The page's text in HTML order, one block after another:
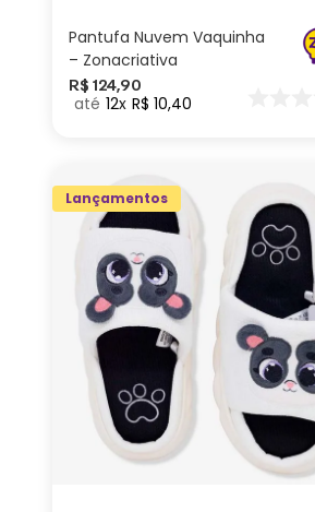
Pantufa Nuvem Vaquinha
– Zonacriativa
R$ 124,90
12 R$ 10,40
Lançamentos
G M P
ADICIONAR AO
CARRINHO